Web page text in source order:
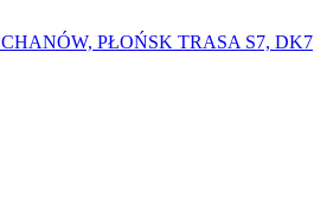
PŁOŃSK TRASA S7, DK7